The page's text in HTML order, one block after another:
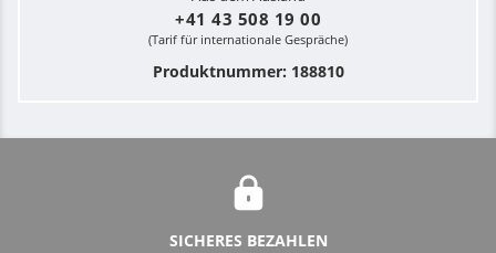
+41 43 508 19 00
(Tarif für internationale Gespräche)
Produktnummer: 188810
SICHERES BEZAHLEN